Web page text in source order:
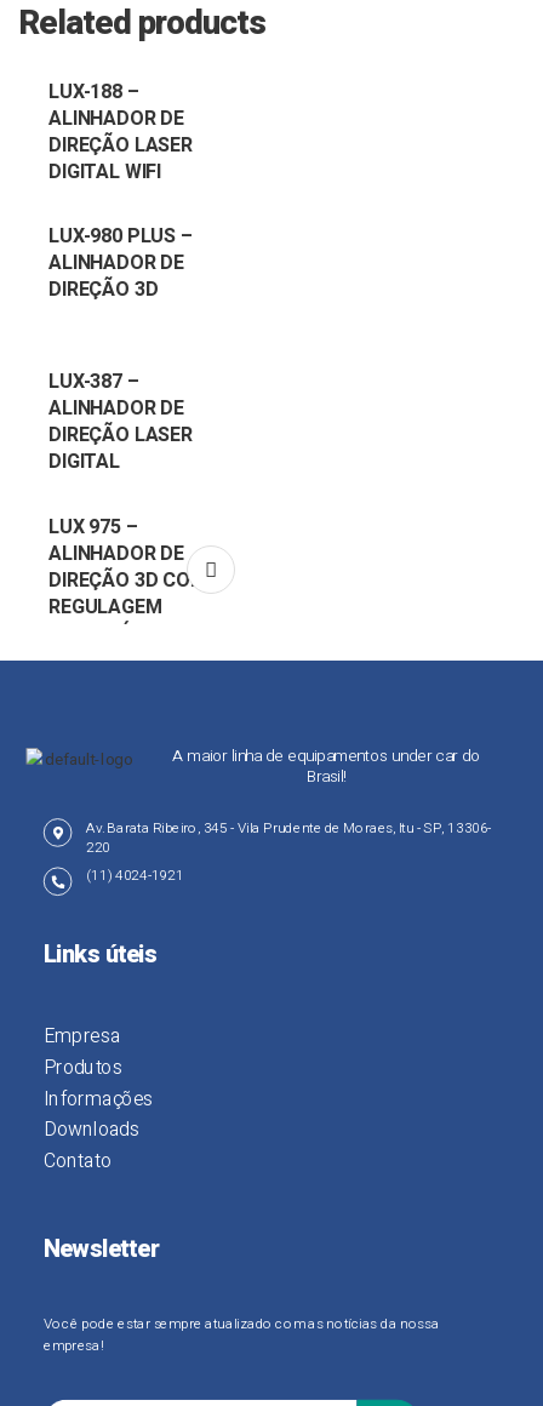
Related products
LUX-188 –
ALINHADOR DE
DIREÇÃO LASER
DIGITAL WIFI
LUX-980 PLUS –
ALINHADOR DE
DIREÇÃO 3D
LUX-387 –
ALINHADOR DE
DIREÇÃO LASER
DIGITAL
LUX 975 –
ALINHADOR DE
DIREÇÃO 3D COM
REGULAGEM
AUTOMÁTICA DE
ALTURA
A maior linha de equipamentos under car do
Brasil!
Av. Barata Ribeiro, 345 - Vila Prudente de Moraes, Itu - SP, 13306-
220
(11) 4024-1921
Links úteis
Empresa
Produtos
Informações
Downloads
Contato
Newsletter
Você pode estar sempre atualizado com as notícias da nossa
empresa!